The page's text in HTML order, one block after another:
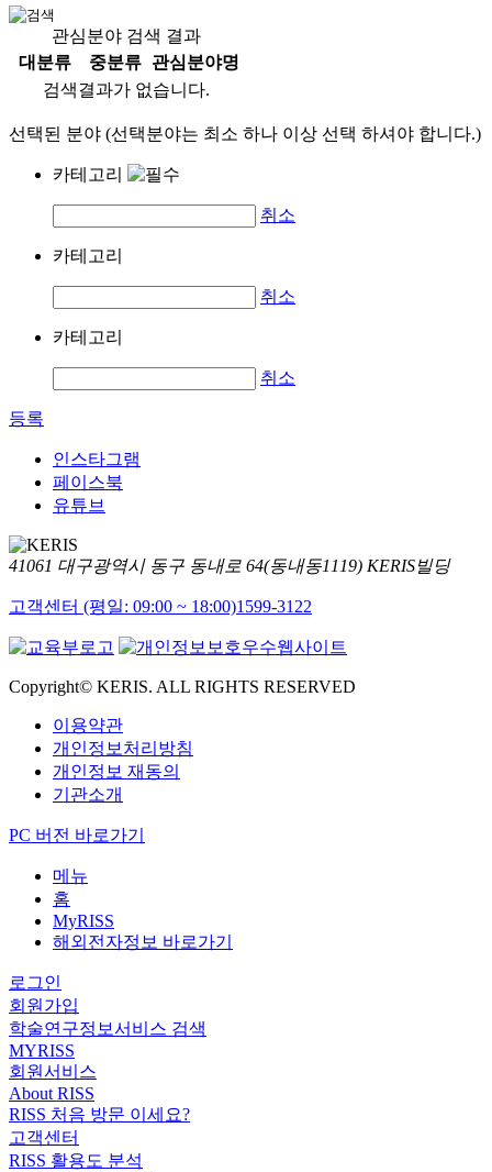
관심분야 검색 결과
대분류
중분류
관심분야명
검색결과가 없습니다.
선택된 분야 (선택분야는 최소 하나 이상 선택 하셔야 합니다.)
카테고리
취소
카테고리
취소
카테고리
취소
등록
인스타그램
페이스북
유튜브
41061 대구광역시 동구 동내로 64(동내동1119) KERIS빌딩
고객센터 (평일: 09:00 ~ 18:00)1599-3122
Copyright© KERIS. ALL RIGHTS RESERVED
이용약관
개인정보처리방침
개인정보 재동의
기관소개
PC 버전 바로가기
메뉴
홈
MyRISS
해외전자정보 바로가기
로그인
회원가입
학술연구정보서비스 검색
MYRISS
회원서비스
About RISS
RISS 처음 방문 이세요?
고객센터
RISS 활용도 분석